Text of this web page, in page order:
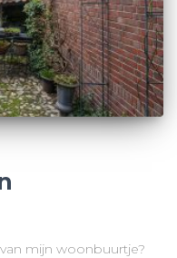
mijn woonbuurtje?